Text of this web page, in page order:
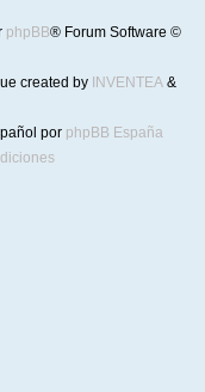
phpBB® Forum Software ©
created by INVENTEA &
por phpBB España